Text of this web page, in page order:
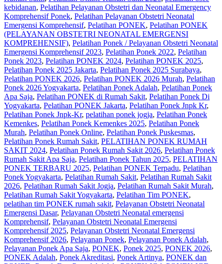
kebidanan, Pelatihan Pelayanan Obstetri dan Neonatal Emergency
Komprehensif Ponek, Pelatihan Pelayanan Obstetri Neonatal
Emergensi Komprehensif, Pelatihan PONEK, Pelatihan PONEK
(PELAYANAN OBSTETRI NEONATAL EMERGENSI
KOMPREHENSIF), Pelatihan Ponek / Pelayanan Obstetri Neonatal
Emergensi Komprehensif 2023, Pelatihan Ponek 2022, Pelatihan
Ponek 2023, Pelatihan PONEK 2024, Pelatihan PONEK 2025,
Pelatihan Ponek 2025 Jakarta, Pelatihan Ponek 2025 Surabaya,
Pelatihan PONEK 2026, Pelatihan PONEK 2026 Murah, Pelatihan
Ponek 2026 Yogyakarta, Pelatihan Ponek Adalah, Pelatihan Ponek
Apa Saja, Pelatihan PONEK di Rumah Sakit, Pelatihan Ponek Di
Yogyakarta, Pelatihan PONEK Jakarta, Pelatihan Ponek Jnpk Kr,
Pelatihan Ponek Jnpk-Kr, pelatihan ponek jogja, Pelatihan Ponek
Kemenkes, Pelatihan Ponek Kemenkes 2025, Pelatihan Ponek
Murah, Pelatihan Ponek Online, Pelatihan Ponek Puskesmas,
Pelatihan Ponek Rumah Sakit, PELATIHAN PONEK RUMAH
SAKIT 2024, Pelatihan Ponek Rumah Sakit 2026, Pelatihan Ponek
Rumah Sakit Apa Saja, Pelatihan Ponek Tahun 2025, PELATIHAN
PONEK TERBARU 2025, Pelatihan PONEK Terpadu, Pelatihan
Ponek Yogyakarta, Pelatihan Rumah Sakit‎, Pelatihan Rumah Sakit
2026, Pelatihan Rumah Sakit Jogja, Pelatihan Rumah Sakit Murah,
Pelatihan Rumah Sakit Yogyakarta, Pelatihan Tim PONEK,
pelatihan tim PONEK rumah sakit, Pelayanan Obstetri Neonatal
Emergensi Dasar, Pelayanan Obstetri Neonatal emergensi
Komprehensif, Pelayanan Obstetri Neonatal Emergensi
Komprehensif 2025, Pelayanan Obstetri Neonatal Emergensi
Komprehensif 2026, Pelayanan Ponek, Pelayanan Ponek Adalah,
Pelayanan Ponek Apa Saja, PONEK, Ponek 2025, PONEK 2026,
PONEK Adalah, Ponek Akreditasi, Ponek Artinya, PONEK dan